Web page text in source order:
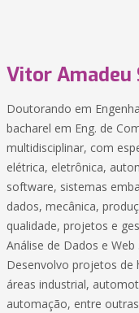
Vitor Amadeu
Doutorando em
bacharel em Eng. de
multidisciplinar, com
elétrica, eletrônica,
software, sistemas
dados, mecânica,
qualidade, projetos e
Análise de Dados e Web
Desenvolvo projetos de
áreas industrial,
automação, entre